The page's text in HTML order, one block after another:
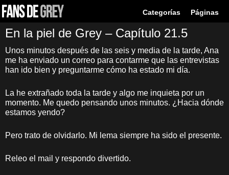
Categorías Páginas
En la piel de Grey – Capítulo 21.5
Unos minutos después de las seis y media de la tarde, Ana
me ha enviado un correo para contarme que las entrevistas
han ido bien y preguntarme cómo ha estado mi día.
La he extrañado toda la tarde y algo me inquieta por un
momento. Me quedo pensando unos minutos. ¿Hacia dónde
estamos yendo?
Pero trato de olvidarlo. Mi lema siempre ha sido el presente.
Releo el mail y respondo divertido.